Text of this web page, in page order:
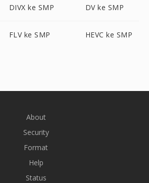
DIVX ke SMP DV ke SMP
FLV ke SMP HEVC ke SMP
About
Security
Format
Help
Status